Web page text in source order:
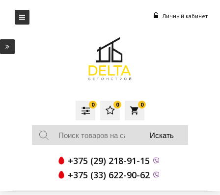
Личный кабинет
local_grocery_store
0
0
0
+375 (29) 218-91-15
+375 (33) 622-90-62